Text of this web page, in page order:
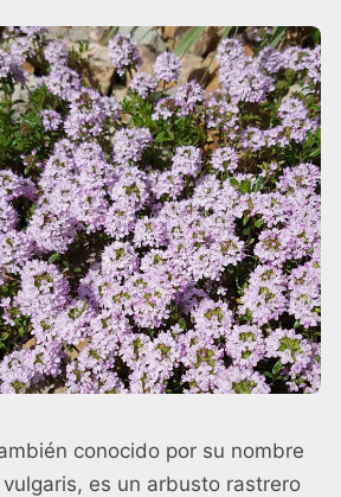
conocido por su nombre
es un arbusto rastrero